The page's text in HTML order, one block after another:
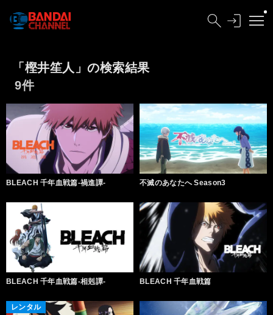
「樫井笙人」の検索結果
9件
BLEACH 千年血戦篇-禍進譚- 不滅のあなたへ Season3
BLEACH 千年血戦篇-相剋譚- BLEACH 千年血戦篇
レンタル